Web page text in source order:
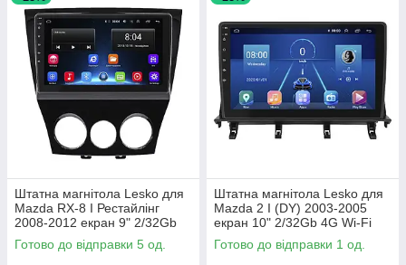
Штатна магнітола Lesko для
Mazda RX-8 I Рестайлінг
2008-2012 екран 9" 2/32Gb
Wi-Fi GPS Base 5 шт.
Готово до відправки 5 од.
Штатна магнітола Lesko для
Mazda 2 I (DY) 2003-2005
екран 10" 2/32Gb 4G Wi-Fi
GPS Top 1 шт.
Готово до відправки 1 од.